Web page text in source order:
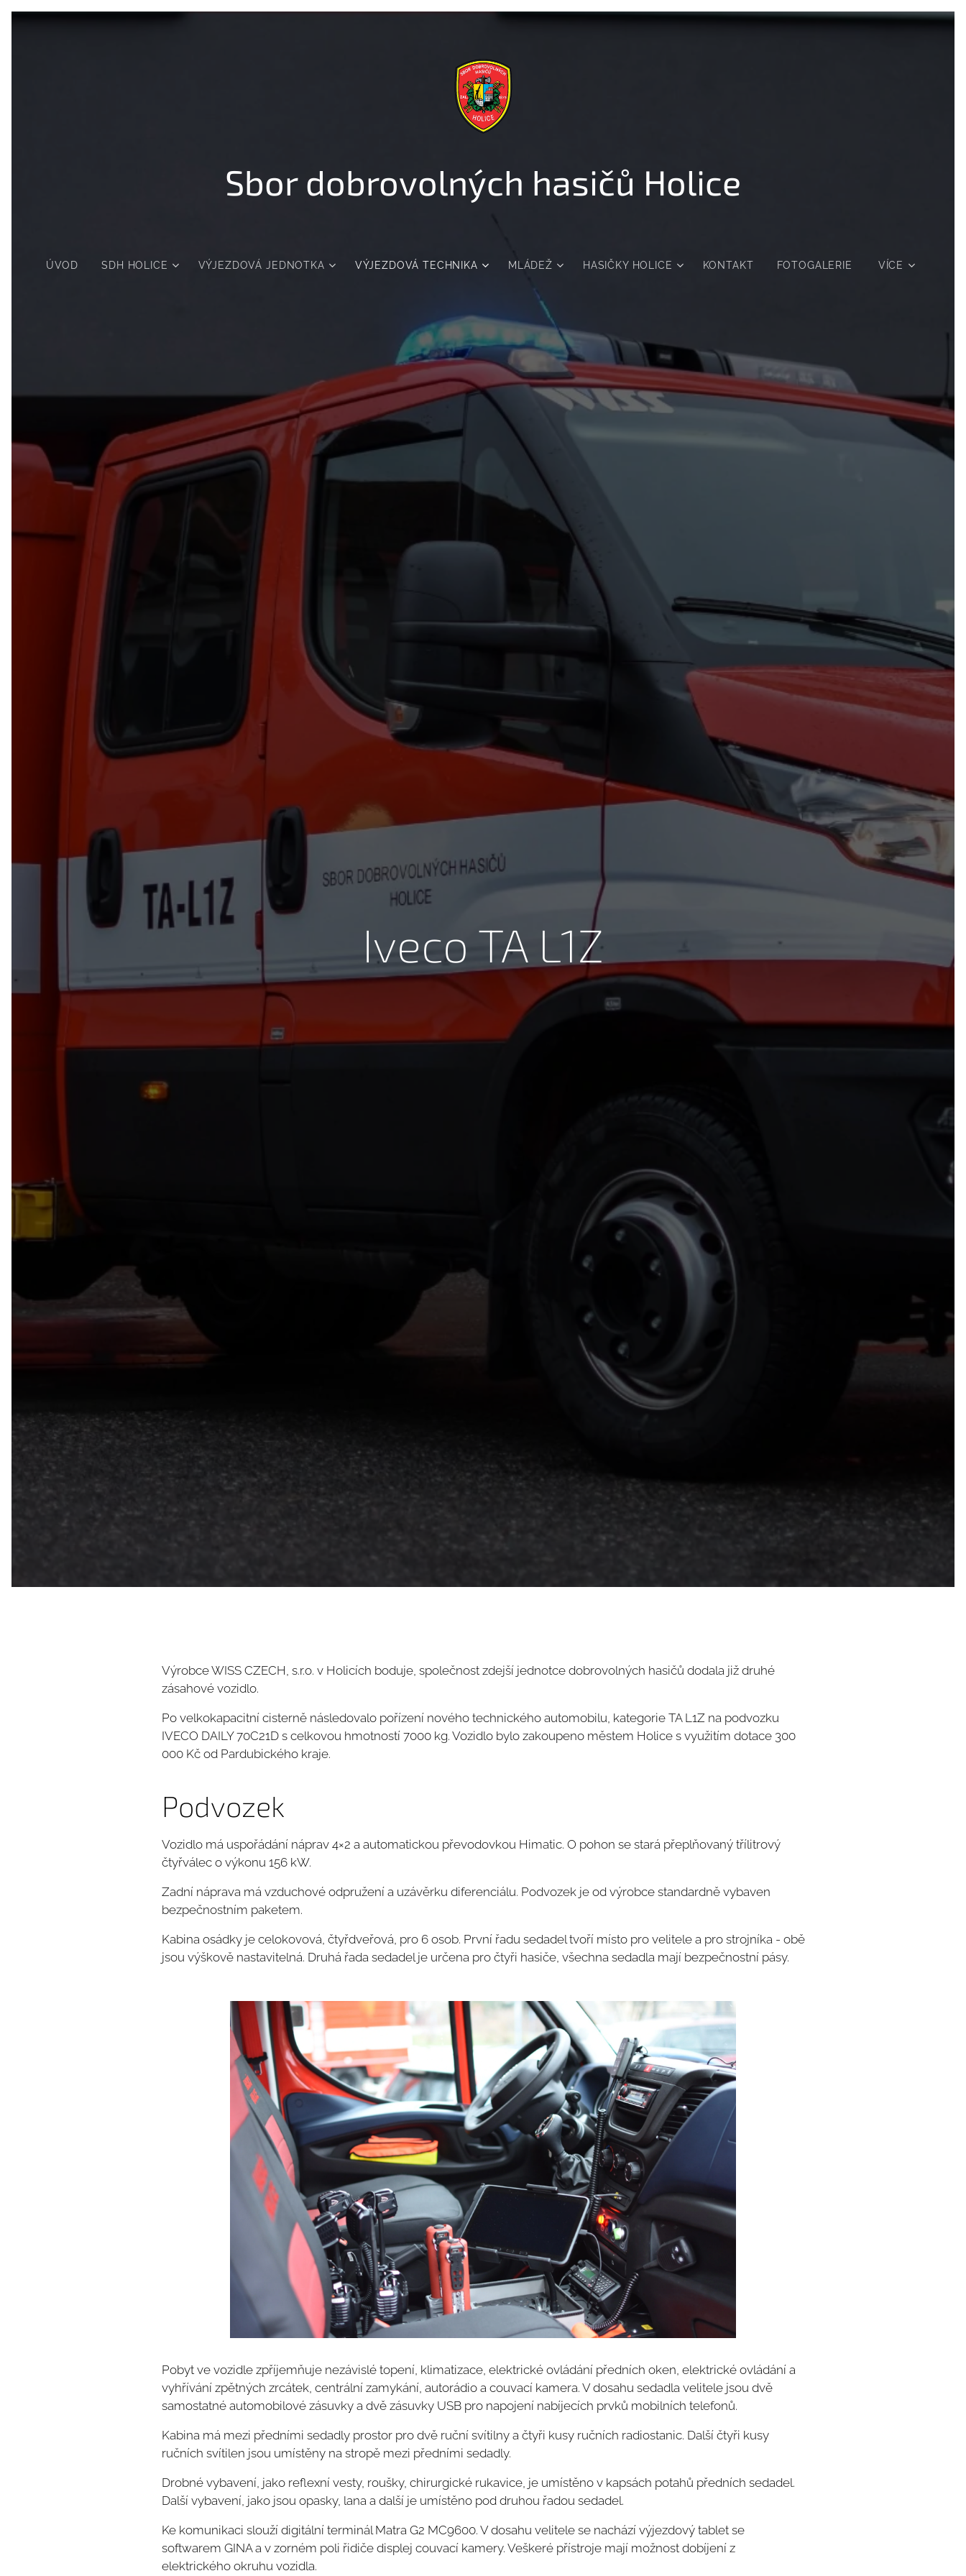
Sbor dobrovolných hasičů Holice
ÚVOD SDH HOLICE VÝJEZDOVÁ JEDNOTKA VÝJEZDOVÁ TECHNIKA MLÁDEŽ HASIČKY HOLICE KONTAKT FOTOGALERIE VÍCE
Iveco TA L1Z
Výrobce WISS CZECH, s.r.o. v Holicích boduje, společnost zdejší jednotce dobrovolných hasičů dodala již druhé
zásahové vozidlo.
Po velkokapacitní cisterně následovalo pořízení nového technického automobilu, kategorie TA L1Z na podvozku
IVECO DAILY 70C21D s celkovou hmotností 7000 kg. Vozidlo bylo zakoupeno městem Holice s využitím dotace 300
000 Kč od Pardubického kraje.
Podvozek
Vozidlo má uspořádání náprav 4×2 a automatickou převodovkou Himatic. O pohon se stará přeplňovaný třílitrový
čtyřválec o výkonu 156 kW.
Zadní náprava má vzduchové odpružení a uzávěrku diferenciálu. Podvozek je od výrobce standardně vybaven
bezpečnostním paketem.
Kabina osádky je celokovová, čtyřdveřová, pro 6 osob. První řadu sedadel tvoří místo pro velitele a pro strojníka - obě
jsou výškově nastavitelná. Druhá řada sedadel je určena pro čtyři hasiče, všechna sedadla mají bezpečnostní pásy.
Pobyt ve vozidle zpříjemňuje nezávislé topení, klimatizace, elektrické ovládání předních oken, elektrické ovládání a
vyhřívání zpětných zrcátek, centrální zamykání, autorádio a couvací kamera. V dosahu sedadla velitele jsou dvě
samostatné automobilové zásuvky a dvě zásuvky USB pro napojení nabíjecích prvků mobilních telefonů.
Kabina má mezi předními sedadly prostor pro dvě ruční svítilny a čtyři kusy ručních radiostanic. Další čtyři kusy
ručních svítilen jsou umístěny na stropě mezi předními sedadly.
Drobné vybavení, jako reflexní vesty, roušky, chirurgické rukavice, je umístěno v kapsách potahů předních sedadel.
Další vybavení, jako jsou opasky, lana a další je umístěno pod druhou řadou sedadel.
Ke komunikaci slouží digitální terminál Matra G2 MC9600. V dosahu velitele se nachází výjezdový tablet se
softwarem GINA a v zorném poli řidiče displej couvací kamery. Veškeré přístroje mají možnost dobíjení z
elektrického okruhu vozidla.